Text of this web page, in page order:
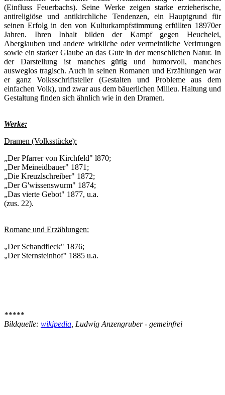
(Einfluss Feuerbachs). Seine Werke zeigen starke erzieherische,
antireligiöse und antikirchliche Tendenzen, ein Hauptgrund für
seinen Erfolg in den von Kulturkampfstimmung erfüllten 18970er
Jahren. Ihren Inhalt bilden der Kampf gegen Heuchelei,
Aberglauben und andere wirkliche oder vermeintliche Verirrungen
sowie ein starker Glaube an das Gute in der menschlichen Natur. In
der Darstellung ist manches gütig und humorvoll, manches
ausweglos tragisch. Auch in seinen Romanen und Erzählungen war
er ganz Volksschriftsteller (Gestalten und Probleme aus dem
einfachen Volk), und zwar aus dem bäuerlichen Milieu. Haltung und
Gestaltung finden sich ähnlich wie in den Dramen.
Werke:
Dramen (Volksstücke):
„Der Pfarrer von Kirchfeld" l870;
„Der Meineidbauer" 1871;
„Die Kreuzlschreiber" 1872;
„Der G'wissenswurm" 1874;
„Das vierte Gebot" 1877, u.a.
(zus. 22).
Romane und Erzählungen:
„Der Schandfleck" 1876;
„Der Sternsteinhof" 1885 u.a.
*****
Bildquelle: wikipedia, Ludwig Anzengruber - gemeinfrei